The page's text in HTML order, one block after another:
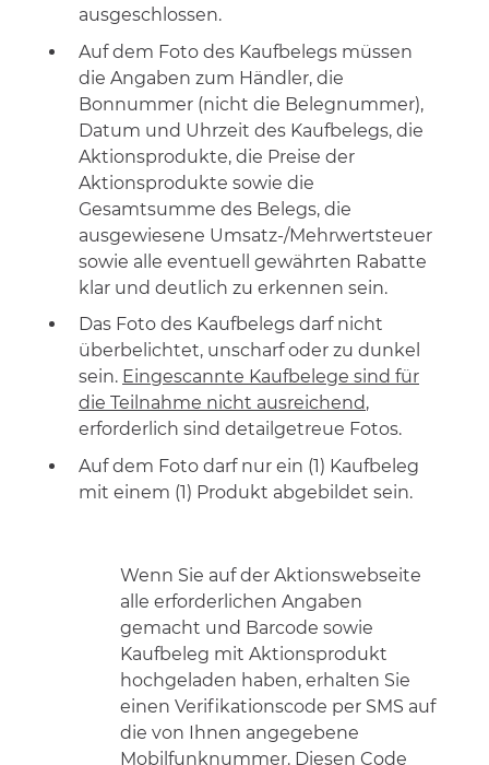
ausgeschlossen.
Auf dem Foto des Kaufbelegs müssen
die Angaben zum Händler, die
Bonnummer (nicht die Belegnummer),
Datum und Uhrzeit des Kaufbelegs, die
Aktionsprodukte, die Preise der
Aktionsprodukte sowie die
Gesamtsumme des Belegs, die
ausgewiesene Umsatz-/Mehrwertsteuer
sowie alle eventuell gewährten Rabatte
klar und deutlich zu erkennen sein.
Das Foto des Kaufbelegs darf nicht
überbelichtet, unscharf oder zu dunkel
sein. Eingescannte Kaufbelege sind für
die Teilnahme nicht ausreichend,
erforderlich sind detailgetreue Fotos.
Auf dem Foto darf nur ein (1) Kaufbeleg
mit einem (1) Produkt abgebildet sein.
Wenn Sie auf der Aktionswebseite
alle erforderlichen Angaben
gemacht und Barcode sowie
Kaufbeleg mit Aktionsprodukt
hochgeladen haben, erhalten Sie
einen Verifikationscode per SMS auf
die von Ihnen angegebene
Mobilfunknummer. Diesen Code